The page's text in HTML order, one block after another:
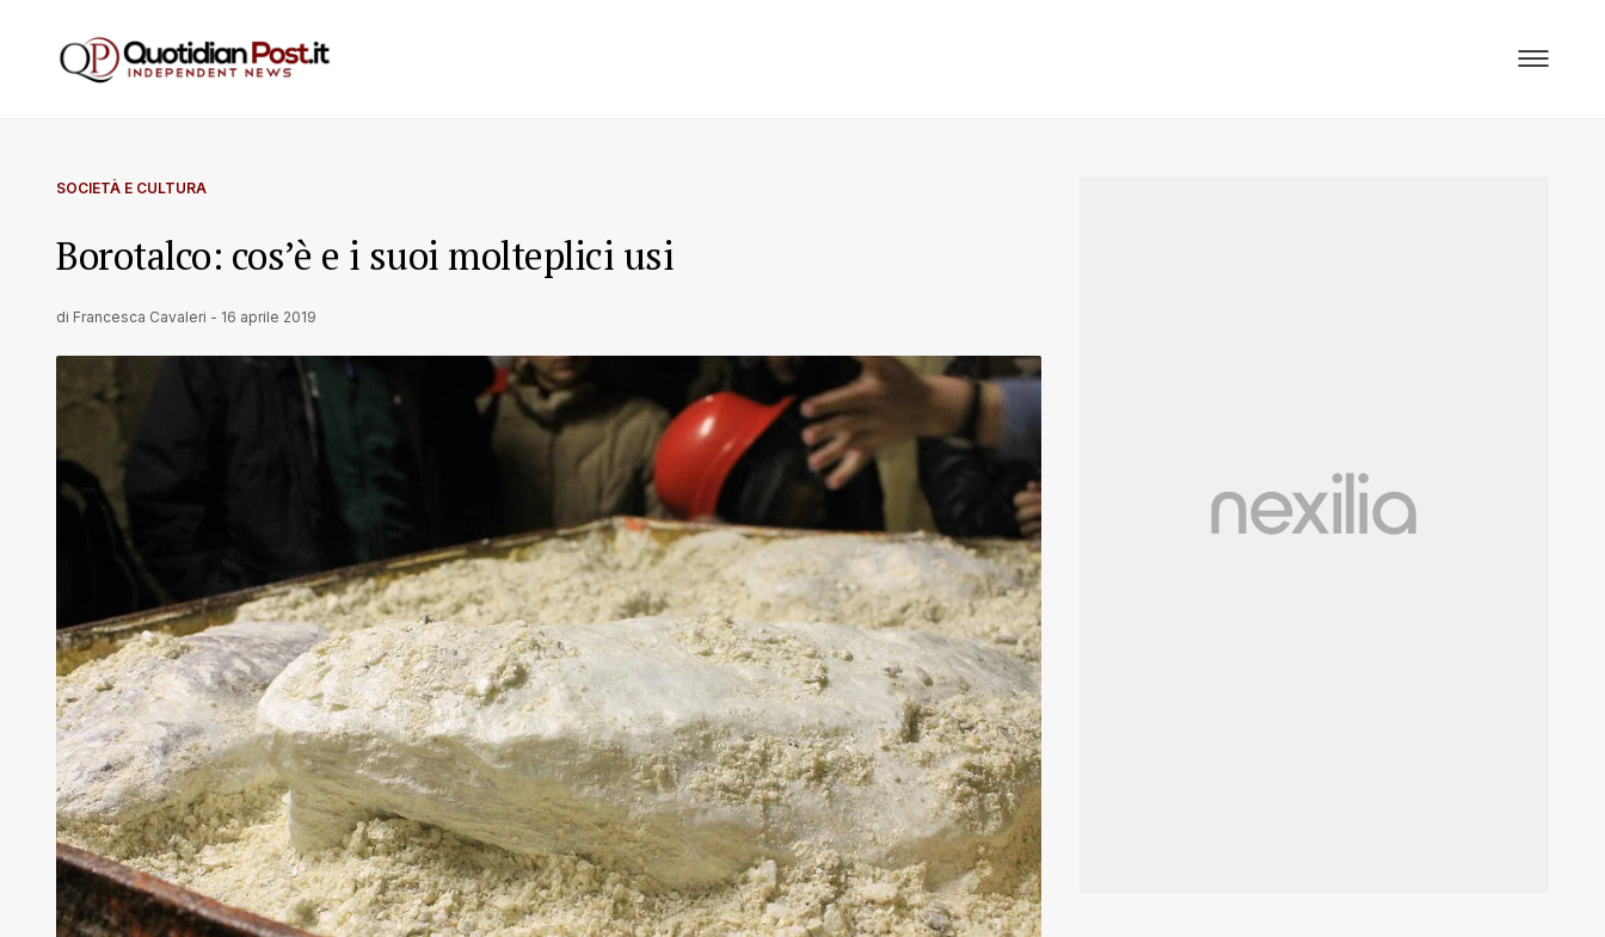
SOCIETÀ E CULTURA
Borotalco: cos’è e i suoi molteplici usi
di Francesca Cavaleri - 16 aprile 2019